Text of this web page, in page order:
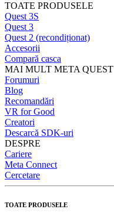
TOATE PRODUSELE
Quest 3S
Quest 3
Quest 2 (recondiționat)
Accesorii
Compară casca
MAI MULT META QUEST
Forumuri
Blog
Recomandări
VR for Good
Creatori
Descarcă SDK-uri
DESPRE
Cariere
Meta Connect
Cercetare
TOATE PRODUSELE